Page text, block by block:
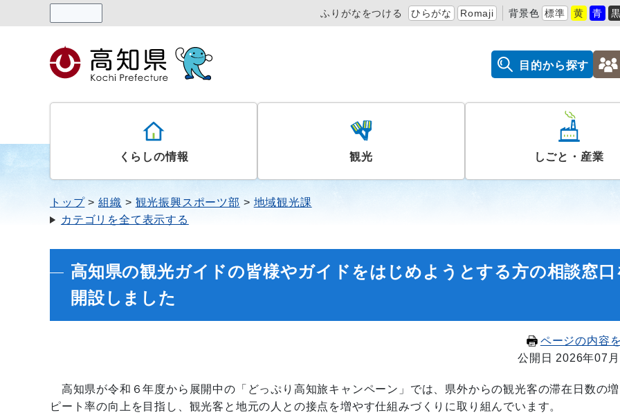
ふりがなをつける ひらがな Romaji 背景色 標準 黄 青
目的から探す
くらしの情報 観光 しごと・産業
トップ 組織 観光振興スポーツ部
地域観光課
カテゴリを全て表示する
高知県の観光ガイドの皆様やガイドをはじめようとする方の相談窓口
開設しました
ページの内容
公開日 2026年07
高知県が令和６年度から展開中の「どっぷり高知旅キャンペーン」では、県外からの観光客の滞在日数の
ピート率の向上を目指し、観光客と地元の人との接点を増やす仕組みづくりに取り組んでいます。